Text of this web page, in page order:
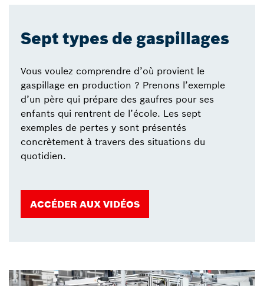
Sept types de gaspillages
Vous voulez comprendre d’où provient le
gaspillage en production ? Prenons l’exemple
d’un père qui prépare des gaufres pour ses
enfants qui rentrent de l’école. Les sept
exemples de pertes y sont présentés
concrètement à travers des situations du
quotidien.
ACCÉDER AUX VIDÉOS